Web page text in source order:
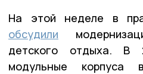
На этой неделе в
обсудили
детского отдыха. В
модульные корпуса